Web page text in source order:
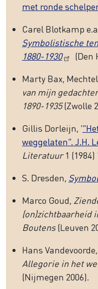
met ronde
Carel Blotkamp
Symbolistische
1880-1930
(Den
Marty Bax,
van mijn
1890-1935(Zwolle
Gillis Dorleijn, ‘
weggelaten”. J.H.
Literatuur1 (1984)
S. Dresden,
Marco Goud,
(on)zichtbaarheid
Boutens(Leuven
Hans Vandevoorde,
Allegorie in het
(Nijmegen 2006).